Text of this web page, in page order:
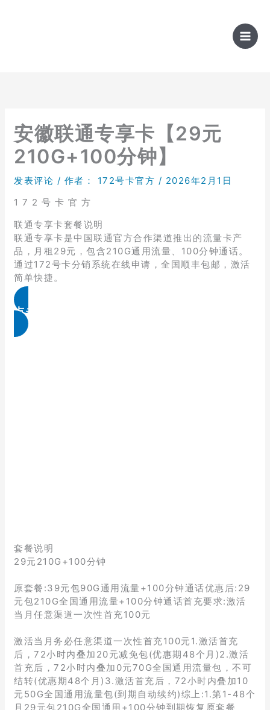
安徽联通专享卡【29元
210G+100分钟】
发表评论 / 作者： 172号卡官方 / 2026年2月1日
1 7 2 号 卡 官 方
联通专享卡套餐说明
联通专享卡是中国联通官方合作渠道推出的流量卡产
品，月租29元，包含210G通用流量、100分钟通话。
通过172号卡分销系统在线申请，全国顺丰包邮，激活
简单快捷。
点击免费领取
套餐说明
29元210G+100分钟
原套餐:39元包90G通用流量+100分钟通话优惠后:29
元包210G全国通用流量+100分钟通话首充要求:激活
当月任意渠道一次性首充100元
激活当月务必任意渠道一次性首充100元1.激活首充
后，72小时内叠加20元减免包(优惠期48个月)2.激活
首充后，72小时内叠加0元70G全国通用流量包，不可
结转(优惠期48个月)3.激活首充后，72小时内叠加10
元50G全国通用流量包(到期自动续约)综上:1.第1-48个
月29元包210G全国通用+100分钟到期恢复原套餐